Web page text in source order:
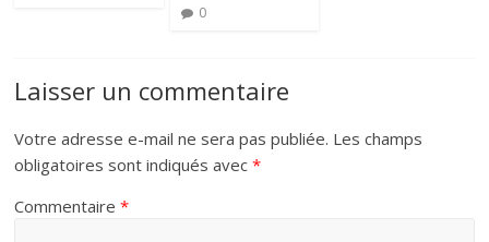
0
Laisser un commentaire
Votre adresse e-mail ne sera pas publiée. Les champs
obligatoires sont indiqués avec*
Commentaire*